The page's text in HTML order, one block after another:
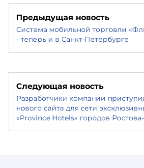
Предыдущая новость
Система мобильной торговли
- теперь и в Санкт-Петербурге
Следующая новость
Разработчики компании
нового сайта для сети
«Province Hotels» городов